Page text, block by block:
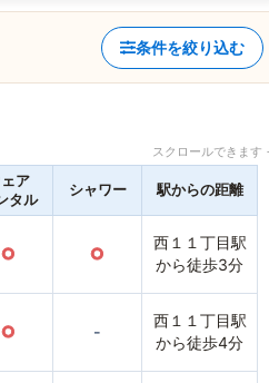
条件を絞り込む
スクロールできま
ア
タル
シャワー 駅からの距離
○ ○
西１１丁目駅
から徒歩3分
○ -
西１１丁目駅
から徒歩4分